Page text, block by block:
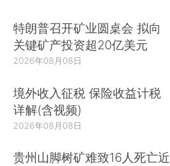
特朗普召开矿业圆桌会 拟向
关键矿产投资超20亿美元
2026年08月08日
境外收入征税 保险收益计税
详解(含视频)
2026年08月08日
贵州山脚树矿难致16人死亡近